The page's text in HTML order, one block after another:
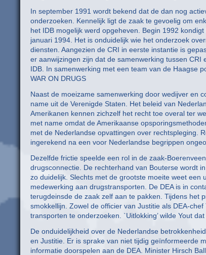
In september 1991 wordt bekend dat de dan nog
onderzoeken. Kennelijk ligt de zaak te gevoelig om
het IDB mogelijk werd opgeheven. Begin 1992
januari 1994. Het is onduidelijk wie het onderzoek
diensten. Aangezien de CRI in eerste instantie is
er aanwijzingen zijn dat de samenwerking tussen
IDB. In samenwerking met een team van de Haagse
WAR ON DRUGS
Naast de moeizame samenwerking door wedijver en
name uit de Verenigde Staten. Het beleid van
Amerikanen kennen zichzelf het recht toe overal ter
met name omdat de Amerikaanse
met de Nederlandse opvattingen over rechtspleging.
ingerekend na een voor Nederlandse begrippen
Dezelfde frictie speelde een rol in de zaak-
drugsconnectie. De rechterhand van Bouterse wordt
zo duidelijk. Slechts met de grootste moeite weet
medewerking aan drugstransporten. De DEA is in
terugdeinsde de zaak zelf aan te pakken. Tijdens het
smokkellijn. Zowel de officier van Justitie als DEA-
transporten te onderzoeken. `Uitlokking’ wilde Yout
De onduidelijkheid over de Nederlandse
en Justitie. Er is sprake van niet tijdig geïnformeerde
informatie doorspelen aan de DEA. Minister Hirsch